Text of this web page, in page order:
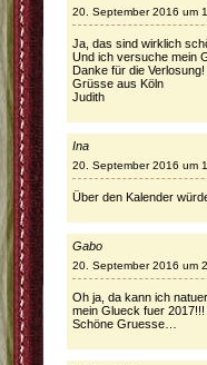
20. September 2016 um
Ja, das sind wirklich
Und ich versuche mein
Danke für die Verlosung!
Grüsse aus Köln
Judith
Ina
20. September 2016 um
Über den Kalender
Gabo
20. September 2016 um
Oh ja, da kann ich
mein Glueck fuer 2017!!!
Schöne Gruesse…